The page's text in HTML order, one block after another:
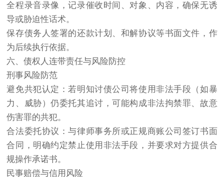
全程录音录像，记录催收时间、对象、内容，确保无诱
导或胁迫性话术。
保存债务人签署的还款计划、和解协议等书面文件，作
为后续执行依据。
六、债权人连带责任与风险防控
刑事风险防范
避免共犯认定：若明知讨债公司将使用非法手段（如暴
力、威胁）仍委托其追讨，可能构成非法拘禁罪、故意
伤害罪的共犯。
合法委托协议：与律师事务所或正规商账公司签订书面
合同，明确约定禁止使用非法手段，并要求对方提供合
规操作承诺书。
民事赔偿与信用风险